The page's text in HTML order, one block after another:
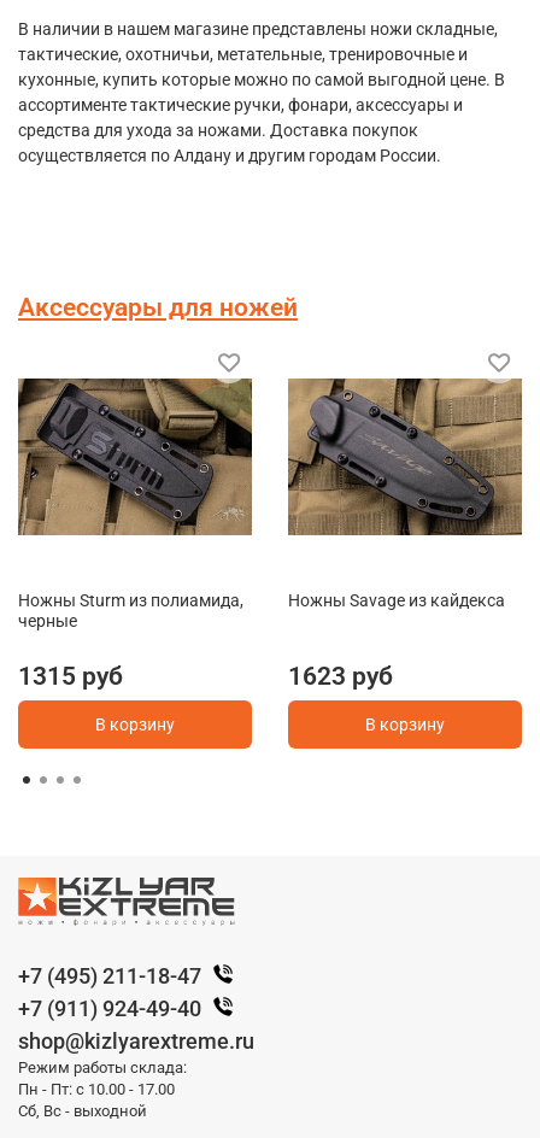
В наличии в нашем магазине представлены ножи складные,
тактические, охотничьи, метательные, тренировочные и
кухонные, купить которые можно по самой выгодной цене. В
ассортименте тактические ручки, фонари, аксессуары и
средства для ухода за ножами. Доставка покупок
осуществляется по Алдану и другим городам России.
Аксессуары для ножей
Ножны Sturm из полиамида,
черные
1315 руб
В корзину
Ножны Savage из кайдекса
1623 руб
В корзину
+7 (495) 211-18-47
+7 (911) 924-49-40
shop@kizlyarextreme.ru
Режим работы склада:
Пн - Пт: с 10.00 - 17.00
Сб, Вс - выходной